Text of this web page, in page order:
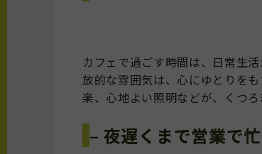
カフェで過ごす時間は、日常生
放的な雰囲気は、心にゆとりを
楽、心地よい照明などが、くつろ
– 夜遅くまで営業で